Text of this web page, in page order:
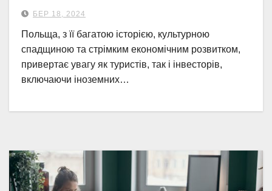
БЕР 18, 2024
Польща, з її багатою історією, культурною
спадщиною та стрімким економічним розвитком,
привертає увагу як туристів, так і інвесторів,
включаючи іноземних…